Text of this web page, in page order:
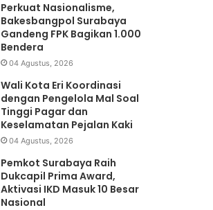
Perkuat Nasionalisme,
Bakesbangpol Surabaya
Gandeng FPK Bagikan 1.000
Bendera
04 Agustus, 2026
Wali Kota Eri Koordinasi
dengan Pengelola Mal Soal
Tinggi Pagar dan
Keselamatan Pejalan Kaki
04 Agustus, 2026
Pemkot Surabaya Raih
Dukcapil Prima Award,
Aktivasi IKD Masuk 10 Besar
Nasional